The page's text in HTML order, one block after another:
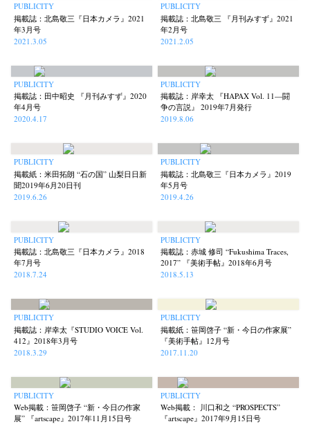
PUBLICITY
掲載誌：北島敬三『日本カメラ』2021
年3月号
2021.3.05
PUBLICITY
掲載誌：北島敬三 『月刊みすず』2021
年2月号
2021.2.05
PUBLICITY
掲載誌：田中昭史 『月刊みすず』2020
年4月号
2020.4.17
PUBLICITY
掲載誌：岸幸太 『HAPAX Vol. 11—闘
争の言説』 2019年7月発行
2019.8.06
PUBLICITY
掲載紙：米田拓朗 “石の国” 山梨日日新
聞2019年6月20日刊
2019.6.26
PUBLICITY
掲載誌：北島敬三『日本カメラ』2019
年5月号
2019.4.26
PUBLICITY
掲載誌：北島敬三『日本カメラ』2018
年7月号
2018.7.24
PUBLICITY
掲載誌：赤城 修司 “Fukushima Traces,
2017” 『美術手帖』2018年6月号
2018.5.13
PUBLICITY
掲載誌：岸幸太『STUDIO VOICE Vol.
412』2018年3月号
2018.3.29
PUBLICITY
掲載紙：笹岡啓子 “新・今日の作家展”
『美術手帖』12月号
2017.11.20
PUBLICITY
Web掲載：笹岡啓子 “新・今日の作家
展” 『artscape』2017年11月15日号
PUBLICITY
Web掲載： 川口和之 “PROSPECTS”
『artscape』2017年9月15日号